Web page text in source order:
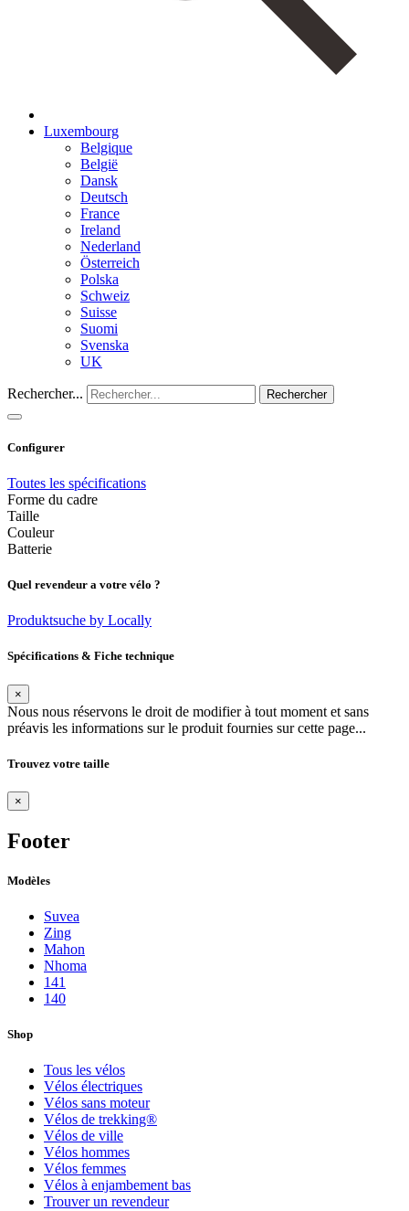
Luxembourg
Belgique
België
Dansk
Deutsch
France
Ireland
Nederland
Österreich
Polska
Schweiz
Suisse
Suomi
Svenska
UK
Rechercher... Rechercher
Configurer
Toutes les spécifications
Forme du cadre
Taille
Couleur
Batterie
Quel revendeur a votre vélo ?
Produktsuche by Locally
Spécifications & Fiche technique
×
Nous nous réservons le droit de modifier à tout moment et sans
préavis les informations sur le produit fournies sur cette page...
Trouvez votre taille
×
Footer
Modèles
Suvea
Zing
Mahon
Nhoma
141
140
Shop
Tous les vélos
Vélos électriques
Vélos sans moteur
Vélos de trekking®
Vélos de ville
Vélos hommes
Vélos femmes
Vélos à enjambement bas
Trouver un revendeur